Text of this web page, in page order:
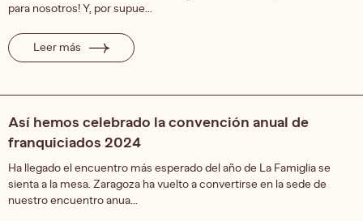
para nosotros! Y, por supue...
Leer más
Así hemos celebrado la convención anual de
franquiciados 2024
Ha llegado el encuentro más esperado del año de La Famiglia se
sienta a la mesa. Zaragoza ha vuelto a convertirse en la sede de
nuestro encuentro anua...